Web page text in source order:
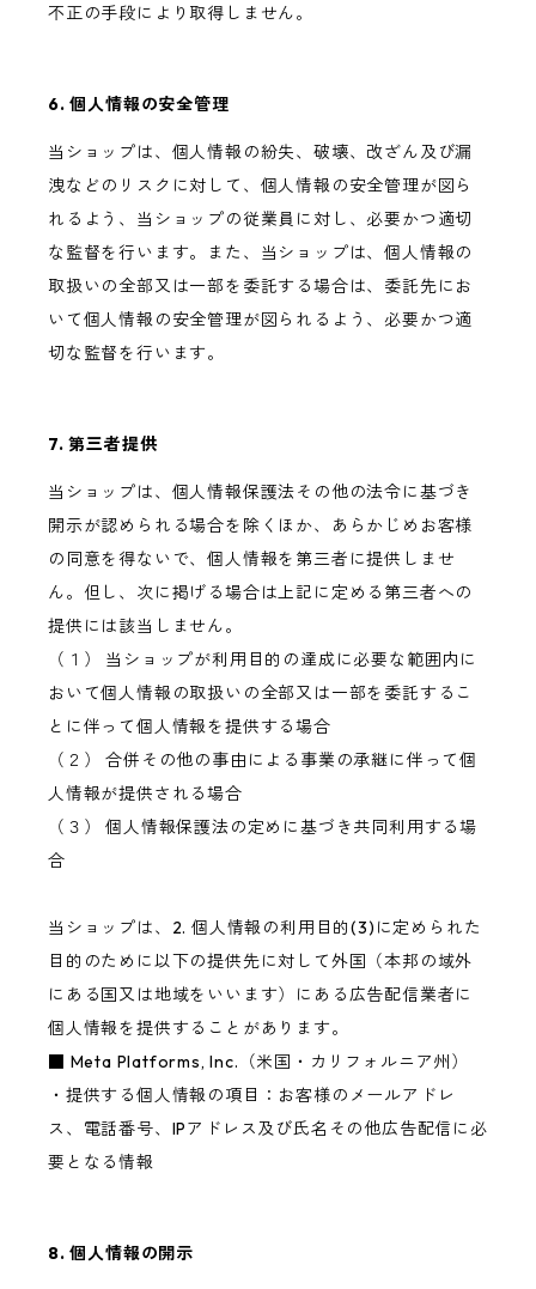
不正の手段により取得しません。
6. 個人情報の安全管理
当ショップは、個人情報の紛失、破壊、改ざん及び漏
洩などのリスクに対して、個人情報の安全管理が図ら
れるよう、当ショップの従業員に対し、必要かつ適切
な監督を行います。また、当ショップは、個人情報の
取扱いの全部又は一部を委託する場合は、委託先にお
いて個人情報の安全管理が図られるよう、必要かつ適
切な監督を行います。
7. 第三者提供
当ショップは、個人情報保護法その他の法令に基づき
開示が認められる場合を除くほか、あらかじめお客様
の同意を得ないで、個人情報を第三者に提供しませ
ん。但し、次に掲げる場合は上記に定める第三者への
提供には該当しません。
（１） 当ショップが利用目的の達成に必要な範囲内に
おいて個人情報の取扱いの全部又は一部を委託するこ
とに伴って個人情報を提供する場合
（２） 合併その他の事由による事業の承継に伴って個
人情報が提供される場合
（３） 個人情報保護法の定めに基づき共同利用する場
合
当ショップは、2. 個人情報の利用目的(3)に定められた
目的のために以下の提供先に対して外国（本邦の域外
にある国又は地域をいいます）にある広告配信業者に
個人情報を提供することがあります。
■ Meta Platforms, Inc.（米国・カリフォルニア州）
・提供する個人情報の項目：お客様のメールアドレ
ス、電話番号、IPアドレス及び氏名その他広告配信に必
要となる情報
8. 個人情報の開示